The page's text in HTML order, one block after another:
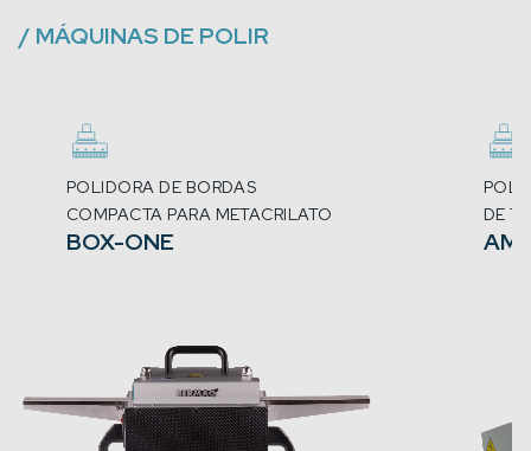
/ MÁQUINAS DE POLIR
POLIDORA DE BORDAS
COMPACTA PARA METACRILATO
BOX-ONE
DE